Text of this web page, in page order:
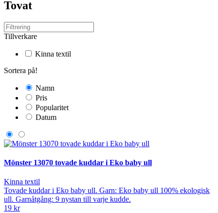
Tovat
Tillverkare
Kinna textil
Sortera på!
Namn
Pris
Popularitet
Datum
Mönster 13070 tovade kuddar i Eko baby ull
Kinna textil
Tovade kuddar i Eko baby ull. Garn: Eko baby ull 100% ekologisk
ull. Garnåtgång: 9 nystan till varje kudde.
19 kr